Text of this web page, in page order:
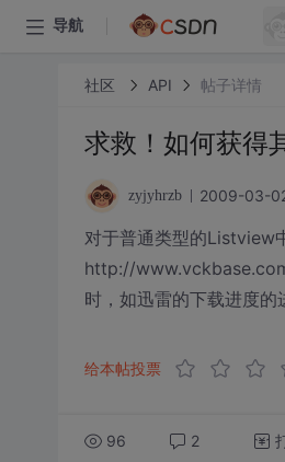
导航
社区 API 帖子详情
求救！如何获得
zyjyhrzb 2009-03-
对于普通类型的Listview
http://
时，如迅雷的下载进度的
给本帖投票
96 2